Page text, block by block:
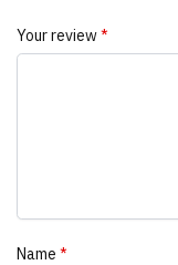
Your review*
Name *